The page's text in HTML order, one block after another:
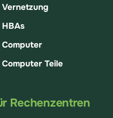
Vernetzung
HBAs
Computer
Computer Teile
Rechenzentren